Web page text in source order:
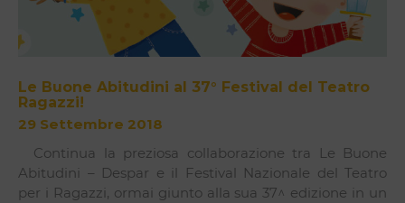
Le Buone Abitudini al 37° Festival del Teatro
Ragazzi!
29 Settembre 2018
Continua la preziosa collaborazione tra Le Buone
Abitudini – Despar e il Festival Nazionale del Teatro
per i Ragazzi, ormai giunto alla sua 37^ edizione in un